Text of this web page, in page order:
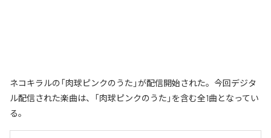
ネコキラルの「肉球ピンクのうた」が配信開始された。今回デジタ
ル配信された楽曲は、「肉球ピンクのうた」を含む全1曲となってい
る。